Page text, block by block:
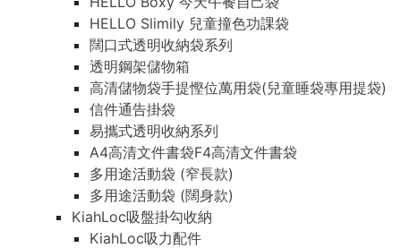
HELLO Slimily 兒童撞色功課袋
闊口式透明收納袋系列
透明鋼架儲物箱
高清儲物袋手提慳位萬用袋(兒童睡袋專用提袋)
信件通告掛袋
易攜式透明收納系列
A4高清文件書袋F4高清文件書袋
多用途活動袋 (窄長款)
多用途活動袋 (闊身款)
KiahLoc吸盤掛勾收納
KiahLoc吸力配件